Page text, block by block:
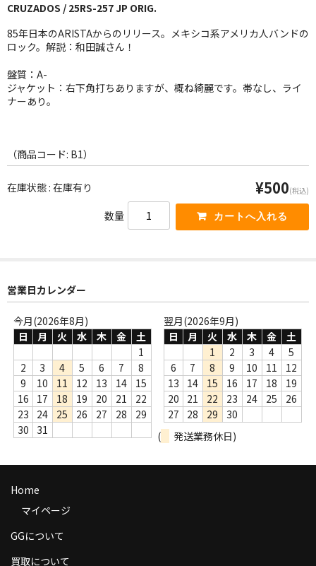
J-POP
ROCK
FOLK,SSW
WORLD
7INC
レア盤（1万円以上）
Webのみ no.3
Webのみ no.4
売り切れ
Help
送料
商品の発送
お支払い方法
返品
CRUZADOS / 25RS-257 JP ORIG.
85年日本のARISTAからのリリース。メキシコ系アメリカ人バンドの
ロック。解説：和田誠さん！
盤質：A-
ジャケット：右下角打ちありますが、概ね綺麗です。帯なし、ライ
ナーあり。
（商品コード: B1）
在庫状態 : 在庫有り ¥500(税込)
数量
営業日カレンダー
今月(2026年8月)
日
月 火 水 木 金
土
1
2
3 4 5 6 7
8
9
10 11 12 13 14
15
16
17 18 19 20 21
22
23
24 25 26 27 28
29
30
31
翌月(2026年9月)
日
月 火 水 木 金
土
1
2 3 4
5
6
7 8 9 10 11
12
13
14 15 16 17 18
19
20
21 22 23 24 25
26
27
28 29
30
(
発送業務休日)
Home
マイページ
GGについて
買取について